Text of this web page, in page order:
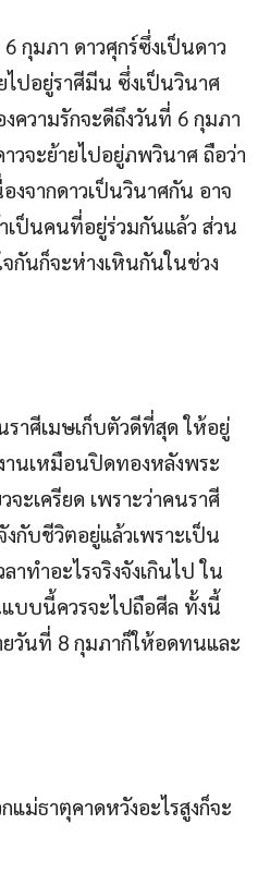
กุมภา ดาวศุกร์ซึ่งเป็นดาว
ไปอยู่ราศีมีน ซึ่งเป็นวินาศ
ความรักจะดีถึงวันที่ 6 กุมภา
วจะย้ายไปอยู่ภพวินาศ ถือว่า
งจากดาวเป็นวินาศกัน อาจ
เป็นคนที่อยู่ร่วมกันแล้ว ส่วน
กันก็จะห่างเหินกันในช่วง
าศีเมษเก็บตัวดีที่สุด ให้อยู่
านเหมือนปิดทองหลังพระ
จะเครียด เพราะว่าคนราศี
กับชีวิตอยู่แล้วเพราะเป็น
าทำอะไรจริงจังเกินไป ใน
แบบนี้ควรจะไปถือศีล ทั้งนี้
ยวันที่ 8 กุมภาก็ให้อดทนและ
ม่ธาตุคาดหวังอะไรสูงก็จะ